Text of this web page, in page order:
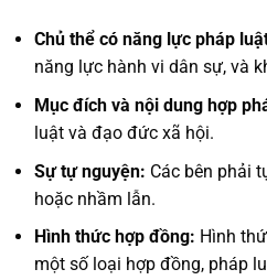
Chủ thể có năng lực pháp
năng lực hành vi dân sự, và
Mục đích và nội dung hợp
luật và đạo đức xã hội.
Sự tự nguyện: Các bên phải
hoặc nhầm lẫn.
Hình thức hợp đồng: Hình
một số loại hợp đồng, pháp